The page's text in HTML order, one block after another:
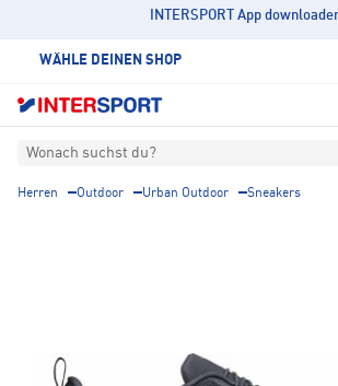
INTERSPORT App
WÄHLE DEINEN SHOP
Wonach suchst du?
Herren Outdoor Urban Outdoor Sneakers